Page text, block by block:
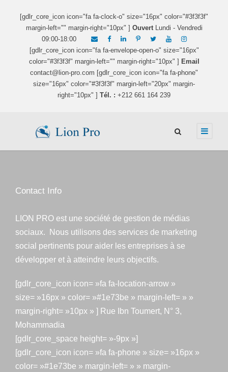
[gdlr_core_icon icon="fa fa-clock-o" size="16px" color="#3f3f3f"
margin-left="" margin-right="10px" ] OuvertLundi - Vendredi
09:00-18:00
[gdlr_core_icon icon="fa fa-envelope-open-o" size="16px"
color="#3f3f3f" margin-left="" margin-right="10px" ] Email
contact@lion-pro.com [gdlr_core_icon icon="fa fa-phone"
size="16px" color="#3f3f3f" margin-left="20px" margin-
right="10px" ] Tél. : +212 661 164 239
Contact Info
LION PRO est une société de gestion de médias
sociaux. Nous utilisons des services de marketing
social pertinents pour aider les entreprises à se
développer et à atteindre leurs objectifs.
[gdlr_core_icon icon= »fa fa-location-arrow »
size= »16px » color= »#1e73be » margin-left= » »
margin-right= »10px » ] Rue Ibn Toumert, N° 3,
Mohammadia
[gdlr_core_space height= »-9px »]
[gdlr_core_icon icon= »fa fa-phone » size= »16px »
color= »#1e73be » margin-left= » » margin-